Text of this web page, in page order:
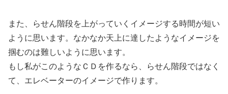
また、らせん階段を上がっていくイメージする時間が短い
ように思います。なかなか天上に達したようなイメージを
掴むのは難しいように思います。
もし私がこのようなＣＤを作るなら、らせん階段ではなく
て、エレベーターのイメージで作ります。